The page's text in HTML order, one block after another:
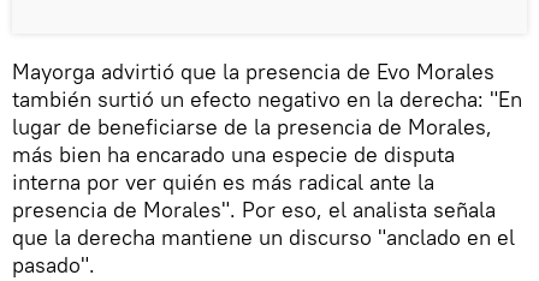
Mayorga advirtió que la presencia de Evo Morales
también surtió un efecto negativo en la derecha: "En
lugar de beneficiarse de la presencia de Morales,
más bien ha encarado una especie de disputa
interna por ver quién es más radical ante la
presencia de Morales". Por eso, el analista señala
que la derecha mantiene un discurso "anclado en el
pasado".